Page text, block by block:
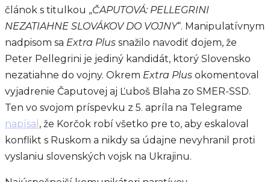
článok s titulkou „ČAPUTOVÁ: PELLEGRINI
NEZATIAHNE SLOVÁKOV DO VOJNY“. Manipulatívnym
nadpisom sa Extra Plus snažilo navodiť dojem, že
Peter Pellegrini je jediný kandidát, ktorý Slovensko
nezatiahne do vojny. Okrem Extra Plus okomentoval
vyjadrenie Čaputovej aj Ľuboš Blaha zo SMER-SSD.
Ten vo svojom príspevku z 5. apríla na Telegrame
napísal , že Korčok robí všetko pre to, aby eskaloval
konflikt s Ruskom a nikdy sa údajne nevyhranil proti
vyslaniu slovenských vojsk na Ukrajinu.